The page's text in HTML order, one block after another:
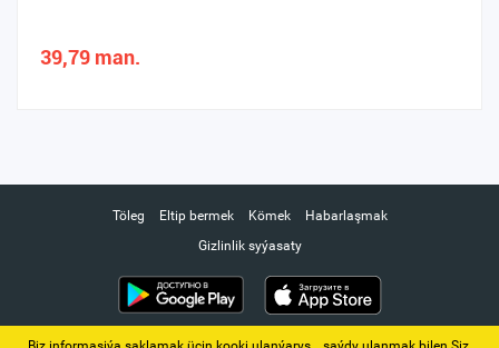
39,79 man.
Töleg Eltip bermek Kömek
Habarlaşmak
Gizlinlik syýasaty